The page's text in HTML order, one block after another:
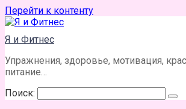
Перейти к контенту
Я и Фитнес
Упражнения, здоровье, мотивация,
питание…
Поиск: